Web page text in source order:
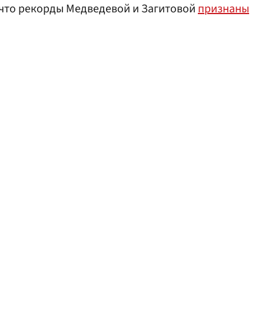
рекорды Медведевой и Загитовойпризнаны